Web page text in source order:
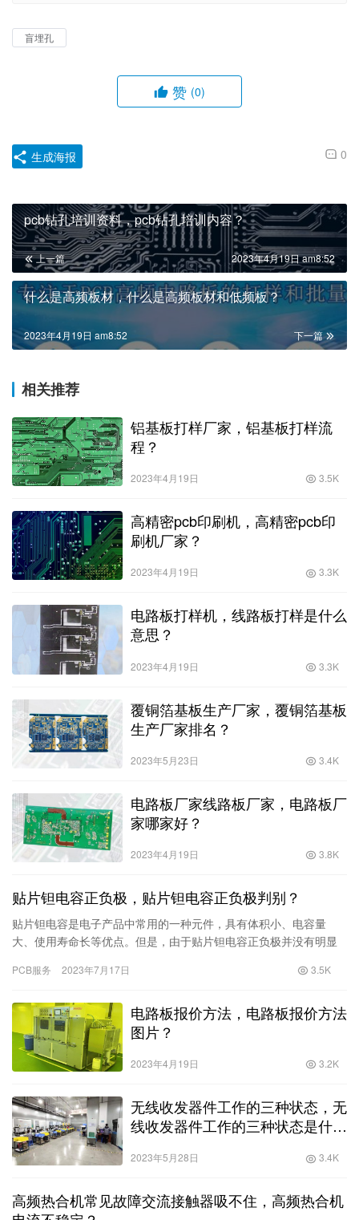
盲埋孔
赞 (0)
0
生成海报
pcb钻孔培训资料，pcb钻孔培训内容？
上一篇 2023年4月19日 am8:52
什么是高频板材，什么是高频板材和低频板？
下一篇
2023年4月19日 am8:52
相关推荐
铝基板打样厂家，铝基板打样流
程？
2023年4月19日 3.5K
高精密pcb印刷机，高精密pcb印
刷机厂家？
2023年4月19日 3.3K
电路板打样机，线路板打样是什么
意思？
2023年4月19日 3.3K
覆铜箔基板生产厂家，覆铜箔基板
生产厂家排名？
2023年5月23日 3.4K
电路板厂家线路板厂家，电路板厂
家哪家好？
2023年4月19日 3.8K
贴片钽电容正负极，贴片钽电容正负极判别？
贴片钽电容是电子产品中常用的一种元件，具有体积小、电容量
大、使用寿命长等优点。但是，由于贴片钽电容正负极并没有明显
避免这种情况的发生，本文将介绍如何正确判别
PCB服务 2023年7月17日 3.5K
电路板报价方法，电路板报价方法
图片？
2023年4月19日 3.2K
无线收发器件工作的三种状态，无
线收发器件工作的三种状态是什
2023年5月28日 3.4K
高频热合机常见故障交流接触器吸不住，高频热合机